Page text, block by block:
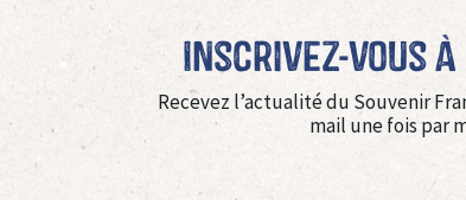
Inscrivez-vous
Recevez l’actualité du Souvenir
mail une fois par